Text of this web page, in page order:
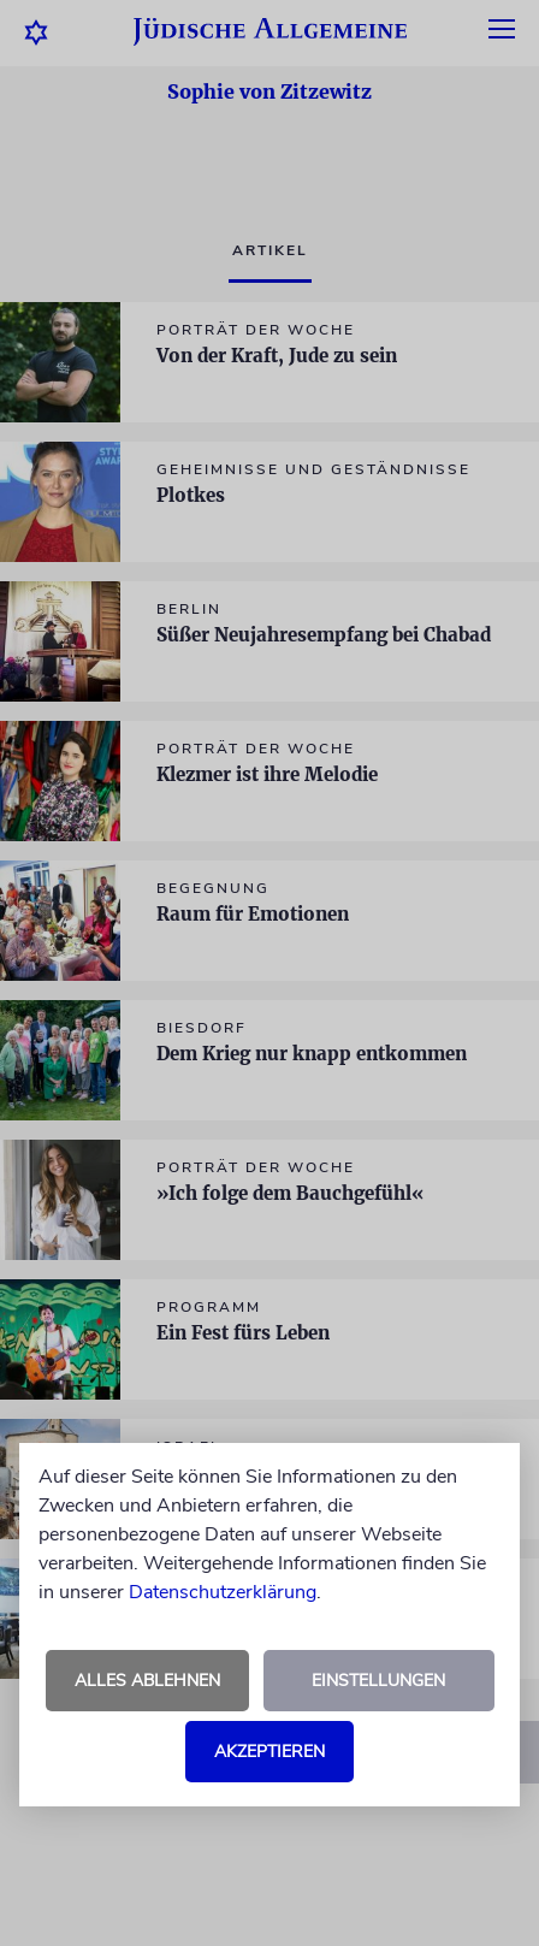
Sophie von Zitzewitz
ARTIKEL
PORTRÄT DER WOCHE
Von der Kraft, Jude zu sein
GEHEIMNISSE UND GESTÄNDNISSE
Plotkes
BERLIN
Süßer Neujahresempfang bei Chabad
PORTRÄT DER WOCHE
Klezmer ist ihre Melodie
BEGEGNUNG
Raum für Emotionen
BIESDORF
Dem Krieg nur knapp entkommen
PORTRÄT DER WOCHE
»Ich folge dem Bauchgefühl«
PROGRAMM
Ein Fest fürs Leben
ISRAEL
Raketensplitter im Pool
INTERVIEW
1 2
Auf dieser Seite können Sie Informationen zu den
Zwecken und Anbietern erfahren, die
personenbezogene Daten auf unserer Webseite
verarbeiten. Weitergehende Informationen finden Sie
in unserer Datenschutzerklärung.
ALLES ABLEHNEN EINSTELLUNGEN
AKZEPTIEREN